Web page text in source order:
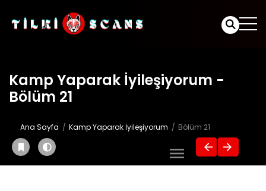
Kamp Yaparak İyileşiyorum -
Bölüm 21
Ana Sayfa Kamp Yaparak İyileşiyorum Bölüm 21